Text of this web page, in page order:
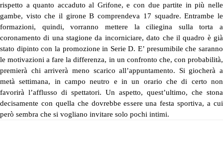
rispetto a quanto accaduto al Grifone, e con due partite in più nelle
gambe, visto che il girone B comprendeva 17 squadre. Entrambe le
formazioni, quindi, vorranno mettere la ciliegina sulla torta a
coronamento di una stagione da incorniciare, dato che il quadro è già
stato dipinto con la promozione in Serie D. E’ presumibile che saranno
le motivazioni a fare la differenza, in un confronto che, con probabilità,
premierà chi arriverà meno scarico all’appuntamento. Si giocherà a
metà settimana, in campo neutro e in un orario che di certo non
favorirà l’afflusso di spettatori. Un aspetto, quest’ultimo, che stona
decisamente con quella che dovrebbe essere una festa sportiva, a cui
però sembra che si vogliano invitare solo pochi intimi.